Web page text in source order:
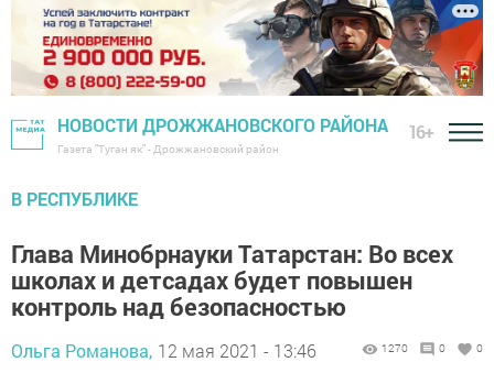
НОВОСТИ ДРОЖЖАНОВСКОГО РАЙОНА
Газета "Туган як" - Дрожжановский район
16+
В РЕСПУБЛИКЕ
Глава Минобрнауки Татарстан: Во всех
школах и детсадах будет повышен
контроль над безопасностью
Ольга Романова, 12 мая 2021 - 13:46 1270 0 0